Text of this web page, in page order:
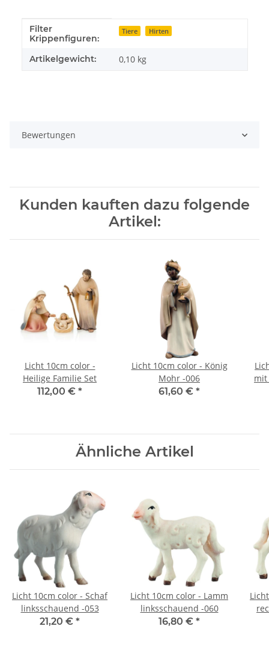
Produkteigenschaft
Wert
Filter
Krippenfiguren:
Tiere Hirten
Artikelgewicht: 0,10 kg
Bewertungen
Kunden kauften dazu folgende
Artikel:
Licht 10cm color -
Heilige Familie Set
112,00 € *
Licht 10cm color - König
Mohr -006
61,60 € *
mit
Ähnliche Artikel
Licht 10cm color - Schaf
linksschauend -053
21,20 € *
Licht 10cm color - Lamm
linksschauend -060
16,80 € *